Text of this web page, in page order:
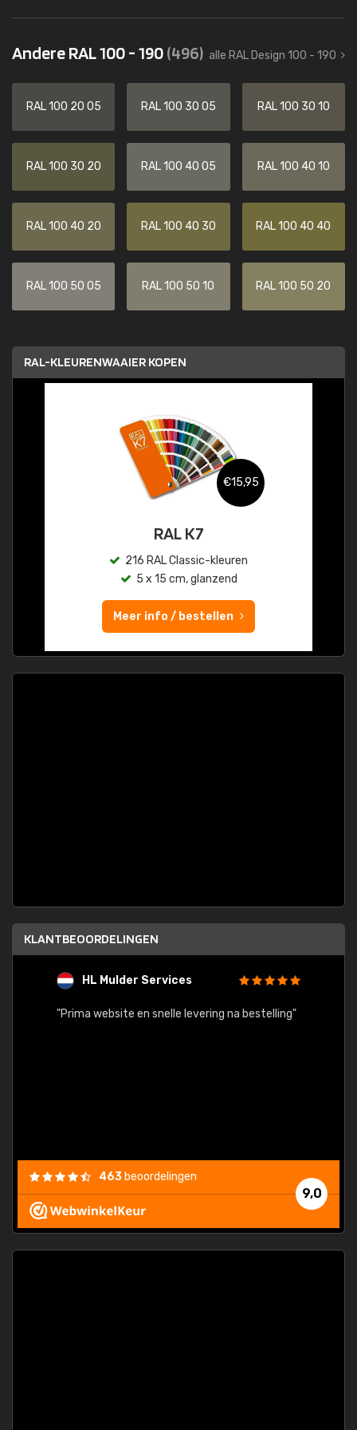
Andere RAL 100 - 190(496) alle RAL Design 100 - 190
RAL 100 20 05 RAL 100 30 05 RAL 100 30 10
RAL 100 30 20 RAL 100 40 05 RAL 100 40 10
RAL 100 40 20 RAL 100 40 30 RAL 100 40 40
RAL 100 50 05 RAL 100 50 10 RAL 100 50 20
RAL-KLEURENWAAIER KOPEN
€15,95
RAL K7
216 RAL Classic-kleuren
5 x 15 cm, glanzend
Meer info / bestellen
KLANTBEOORDELINGEN
HL Mulder Services
"Prima website en snelle levering na bestelling"
9,0
463 beoordelingen